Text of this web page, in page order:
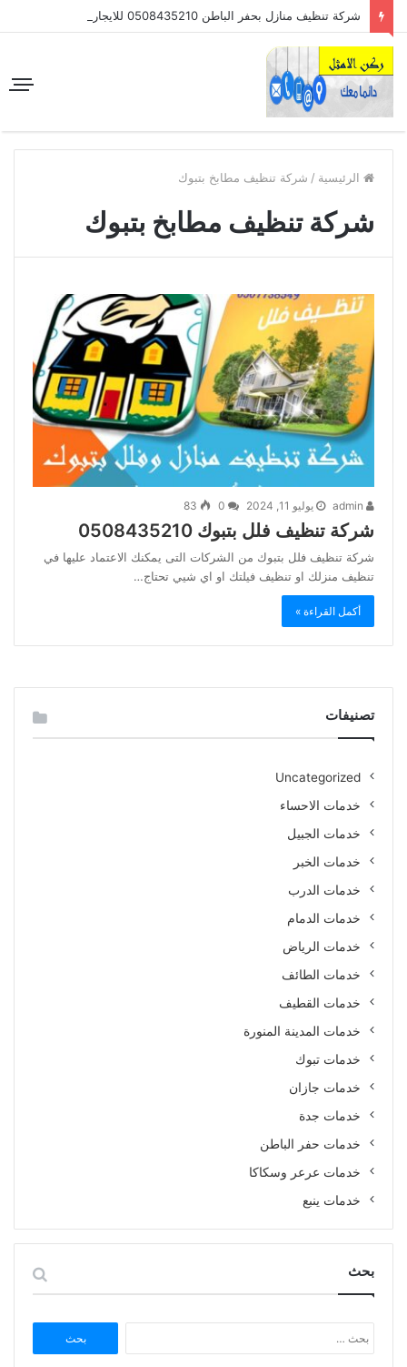
شركة تنظيف منازل بحفر الباطن 0508435210 للايجار
الرئيسية / شركة تنظيف مطابخ بتبوك
شركة تنظيف مطابخ بتبوك
يوليو 11, 2024 83
شركة تنظيف فلل بتبوك 0508435210
شركة تنظيف فلل بتبوك من الشركات التى يمكنك الاعتماد عليها في
تنظيف منزلك او تنظيف فيلتك او اي شيي تحتاج…
أكمل القراءة »
تصنيفات
Uncategorized
خدمات الاحساء
خدمات الجبيل
خدمات الخبر
خدمات الدرب
خدمات الدمام
خدمات الرياض
خدمات الطائف
خدمات القطيف
خدمات المدينة المنورة
خدمات تبوك
خدمات جازان
خدمات جدة
خدمات حفر الباطن
خدمات عرعر وسكاكا
خدمات ينبع
بحث
عن: